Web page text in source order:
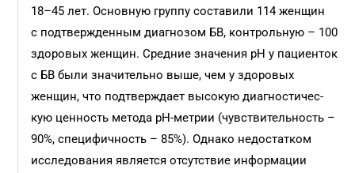
18–45 лет. Основную группу составили 114 женщин
с подтверж­денным диагнозом БВ, конт­рольную – 100
здоровых женщин. Средние значения pH у пациенток
с БВ были значительно выше, чем у здоровых
женщин, что подтверждает высокую диагностичес­
кую ценность метода pH-метрии (чувст­вительность –
90%, специфичность – 85%). Однако недостатком
исследования является отсутствие информации